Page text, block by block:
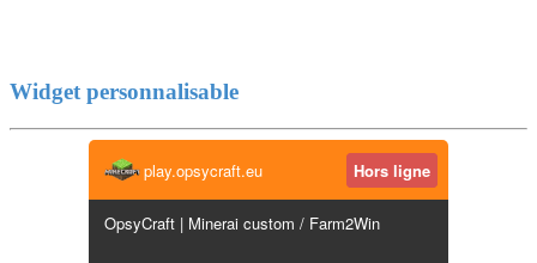
Widget personnalisable